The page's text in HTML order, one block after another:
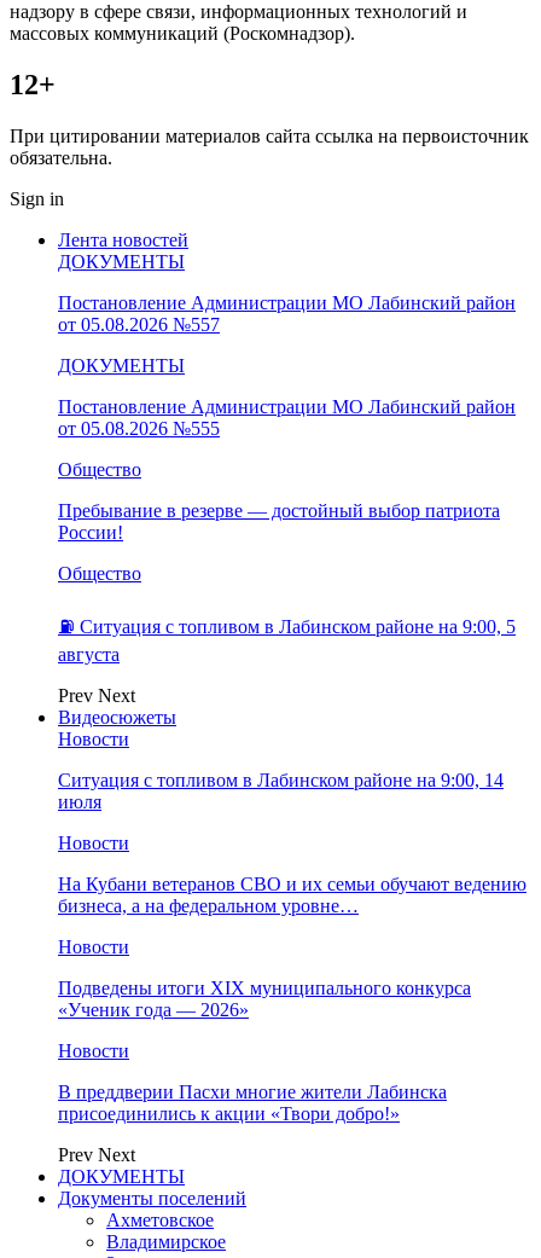
надзору в сфере связи, информационных технологий и
массовых коммуникаций (Роскомнадзор).
12+
При цитировании материалов сайта ссылка на первоисточник
обязательна.
Sign in
Лента новостей
ДОКУМЕНТЫ
Постановление Администрации МО Лабинский район
от 05.08.2026 №557
ДОКУМЕНТЫ
Постановление Администрации МО Лабинский район
от 05.08.2026 №555
Общество
Пребывание в резерве — достойный выбор патриота
России!
Общество
⛽️ Ситуация с топливом в Лабинском районе на 9:00, 5
августа
Prev Next
Видеосюжеты
Новости
Ситуация с топливом в Лабинском районе на 9:00, 14
июля
Новости
На Кубани ветеранов СВО и их семьи обучают ведению
бизнеса, а на федеральном уровне…
Новости
Подведены итоги XIX муниципального конкурса
«Ученик года — 2026»
Новости
В преддверии Пасхи многие жители Лабинска
присоединились к акции «Твори добро!»
Prev Next
ДОКУМЕНТЫ
Документы поселений
Ахметовское
Владимирское